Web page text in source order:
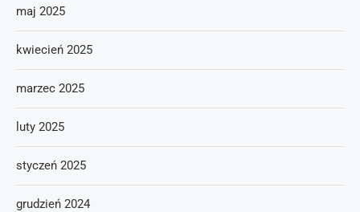
maj 2025
kwiecień 2025
marzec 2025
luty 2025
styczeń 2025
grudzień 2024